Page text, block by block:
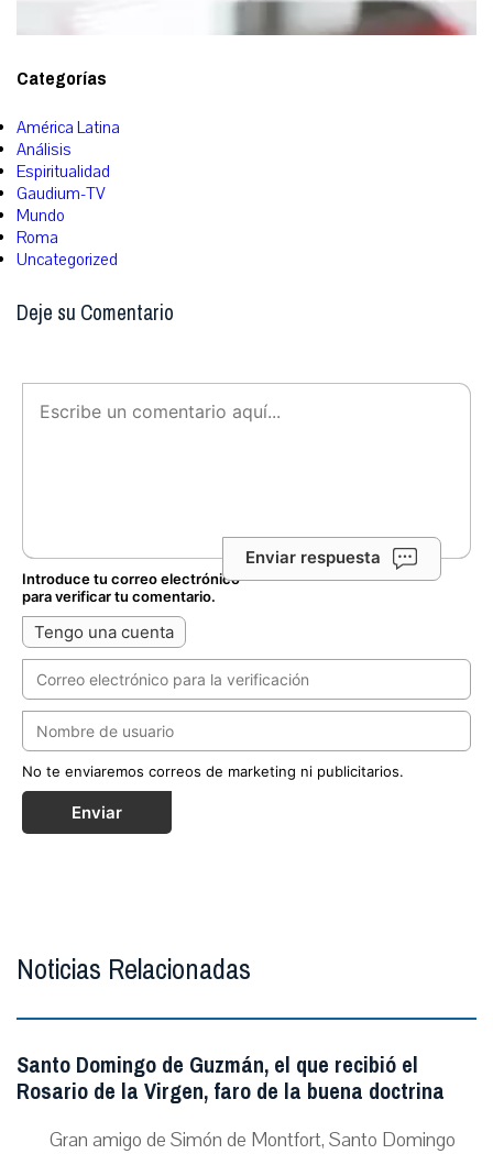
Categorías
América Latina
Análisis
Espiritualidad
Gaudium-TV
Mundo
Roma
Uncategorized
Deje su Comentario
Enviar respuesta
Introduce tu correo electrónico
para verificar tu comentario.
Tengo una cuenta
No te enviaremos correos de marketing ni publicitarios.
Enviar
Noticias Relacionadas
Santo Domingo de Guzmán, el que recibió el
Rosario de la Virgen, faro de la buena doctrina
Gran amigo de Simón de Montfort, Santo Domingo